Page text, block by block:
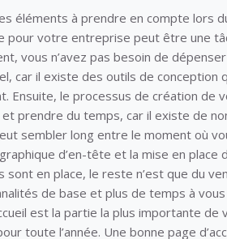
éléments à prendre en compte lors
pour votre entreprise peut être une
vous n’avez pas besoin de
car il existe des outils de
Ensuite, le processus de création
prendre du temps, car il existe de
sembler long entre le moment où
d’en-tête et la mise en
sont en place, le reste n’est que du
de base et plus de temps à
est la partie la plus importante
toute l’année. Une bonne page